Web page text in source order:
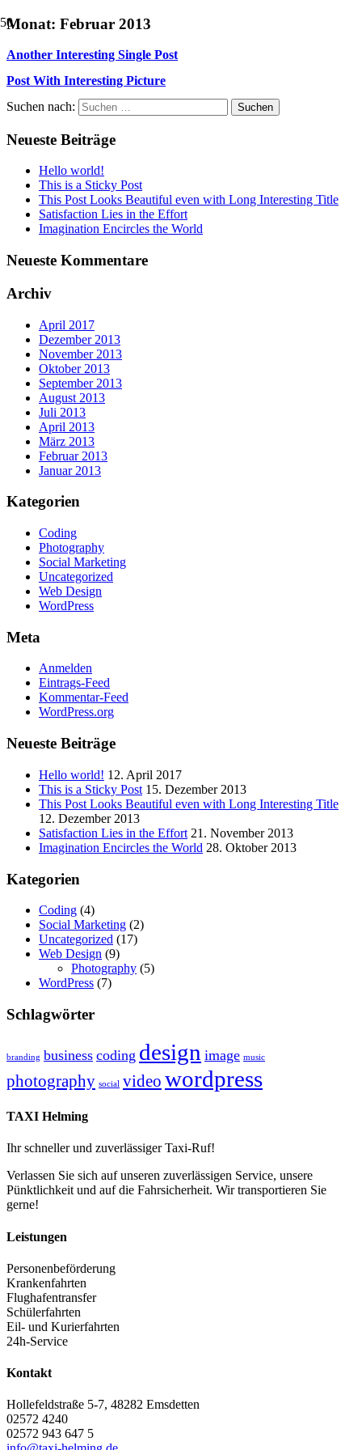
Monat: Februar 2013
Another Interesting Single Post
Post With Interesting Picture
Suchen nach:
Neueste Beiträge
Hello world!
This is a Sticky Post
This Post Looks Beautiful even with Long Interesting Title
Satisfaction Lies in the Effort
Imagination Encircles the World
Neueste Kommentare
Archiv
April 2017
Dezember 2013
November 2013
Oktober 2013
September 2013
August 2013
Juli 2013
April 2013
März 2013
Februar 2013
Januar 2013
Kategorien
Coding
Photography
Social Marketing
Uncategorized
Web Design
WordPress
Meta
Anmelden
Eintrags-Feed
Kommentar-Feed
WordPress.org
Neueste Beiträge
Hello world! 12. April 2017
This is a Sticky Post 15. Dezember 2013
This Post Looks Beautiful even with Long Interesting Title
12. Dezember 2013
Satisfaction Lies in the Effort 21. November 2013
Imagination Encircles the World 28. Oktober 2013
Kategorien
Coding (4)
Social Marketing (2)
Uncategorized (17)
Web Design (9)
Photography (5)
WordPress (7)
Schlagwörter
branding business coding design image music
photography social video wordpress
TAXI Helming
Ihr schneller und zuverlässiger Taxi-Ruf!
Verlassen Sie sich auf unseren zuverlässigen Service, unsere
Pünktlichkeit und auf die Fahrsicherheit. Wir transportieren Sie
gerne!
Leistungen
Personenbeförderung
Krankenfahrten
Flughafentransfer
Schülerfahrten
Eil- und Kurierfahrten
24h-Service
Kontakt
Hollefeldstraße 5-7, 48282 Emsdetten
02572 4240
02572 943 647 5